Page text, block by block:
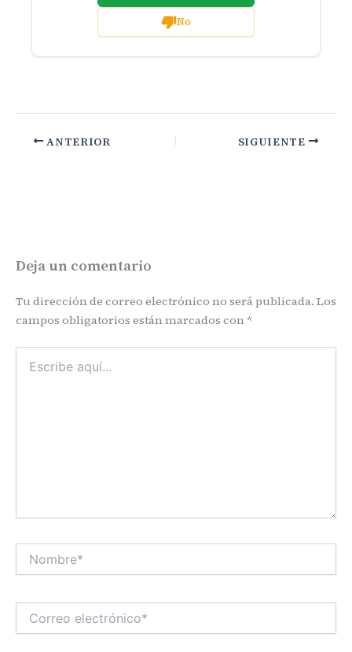
No
ANTERIOR SIGUIENTE
Deja un comentario
Tu dirección de correo electrónico no será publicada. Los
campos obligatorios están marcados con *
aquí...
Correo
electrónico*